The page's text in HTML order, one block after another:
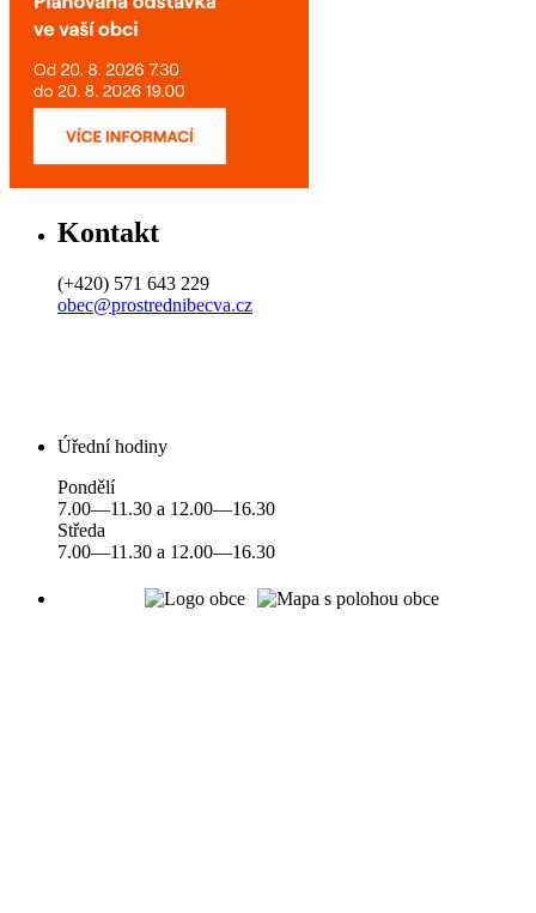
Kontakt
(+420) 571 643 229
obec@prostrednibecva.cz
Úřední hodiny
Pondělí
7.00—11.30 a 12.00—16.30
Středa
7.00—11.30 a 12.00—16.30